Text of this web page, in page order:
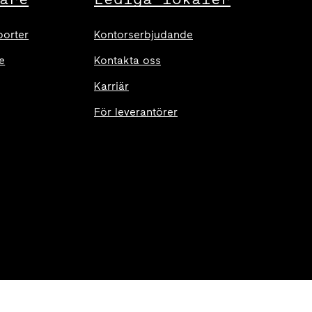
Kontorserbjudande
Kontakta oss
Karriär
För leverantörer